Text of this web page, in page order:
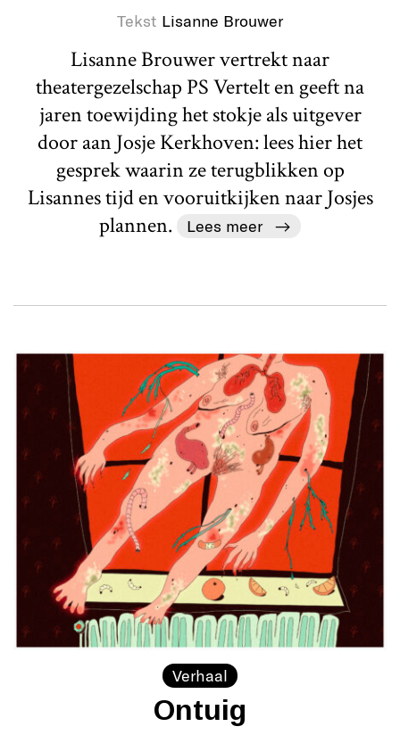
Tekst Lisanne Brouwer
Lisanne Brouwer vertrekt naar
theatergezelschap PS Vertelt en geeft na
jaren toewijding het stokje als uitgever
door aan Josje Kerkhoven: lees hier het
gesprek waarin ze terugblikken op
Lisannes tijd en vooruitkijken naar Josjes
plannen.
Lees meer
Verhaal
Ontuig